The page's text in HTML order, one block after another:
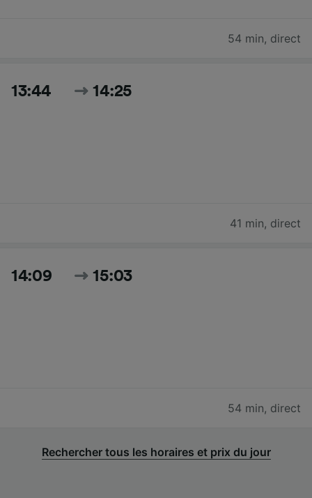
54 min, direct
13:44 14:25
41 min, direct
14:09 15:03
54 min, direct
Rechercher tous les horaires et prix du jour